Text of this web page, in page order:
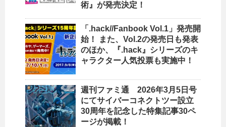
術』が発売決定！
「.hack//Fanbook Vol.1」発売開
始！ また、Vol.2の発売日も発表
のほか、『.hack』シリーズのキ
ャラクター人気投票も実施中！
週刊ファミ通 2026年3月5日号
にてサイバーコネクトツー設立
30周年を記念した特集記事30ペ
ージが掲載！